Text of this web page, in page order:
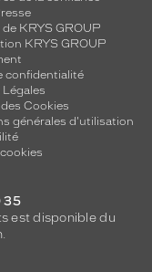
KRYS GROUP
KRYS GROUP
confidentialité
Cookies
générales d'utilisation
35
est disponible du